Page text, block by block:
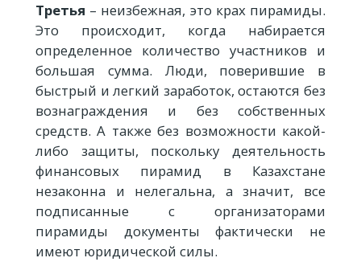
Третья – неизбежная, это крах пирамиды.
Это происходит, когда набирается
определенное количество участников и
большая сумма. Люди, поверившие в
быстрый и легкий заработок, остаются без
вознаграждения и без собственных
средств. А также без возможности какой-
либо защиты, поскольку деятельность
финансовых пирамид в Казахстане
незаконна и нелегальна, а значит, все
подписанные с организаторами
пирамиды документы фактически не
имеют юридической силы.